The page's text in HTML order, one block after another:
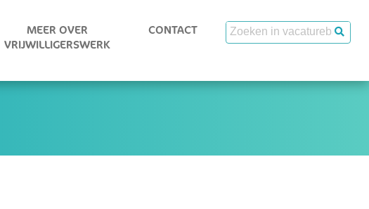
MEER OVER
VRIJWILLIGERSWERK
CONTACT